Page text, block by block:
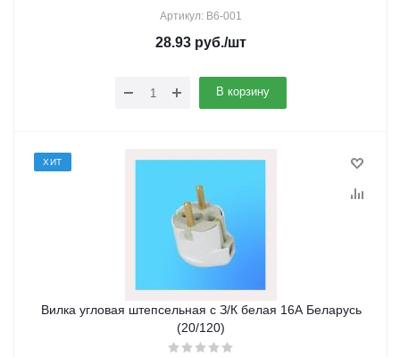
Артикул: В6-001
28.93 руб./шт
В корзину
ХИТ
Вилка угловая штепсельная с З/К белая 16А Беларусь
(20/120)